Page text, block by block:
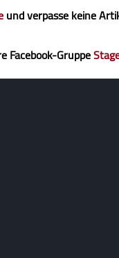
und verpasse keine
Facebook-Gruppe